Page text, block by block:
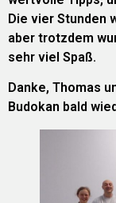
Die vier Stunden
aber trotzdem
sehr viel Spaß.
Danke, Thomas
Budokan bald